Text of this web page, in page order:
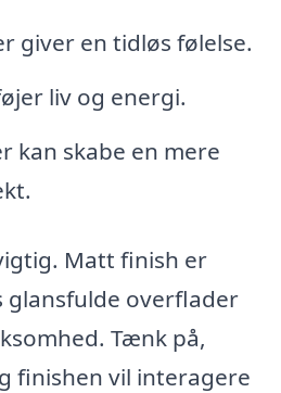
giver en tidløs følelse.
liv og energi.
kan skabe en mere
Matt finish er
glansfulde overflader
Tænk på,
finishen vil interagere